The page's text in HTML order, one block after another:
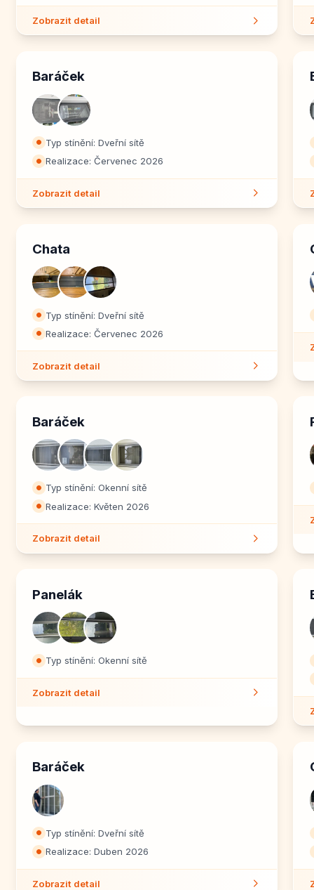
Zobrazit detail
Baráček
⏺ Typ stínění: Dveřní sítě
⏺ Realizace: Červenec 2026
Zobrazit detail
Chata
⏺ Typ stínění: Dveřní sítě
⏺ Realizace: Červenec 2026
Zobrazit detail
Baráček
⏺ Typ stínění: Okenní sítě
⏺ Realizace: Květen 2026
Zobrazit detail
Panelák
⏺ Typ stínění: Okenní sítě
Zobrazit detail
Baráček
⏺ Typ stínění: Dveřní sítě
⏺ Realizace: Duben 2026
Zobrazit detail